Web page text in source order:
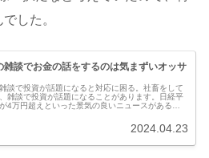
した。
雑談でお金の話をするのは気まずいオッサ
談で投資が話題になると対応に困る。社畜をして
雑談で投資が話題になることがあります。日経平
4万円超えといった景気の良いニュースがあると
2024.04.23